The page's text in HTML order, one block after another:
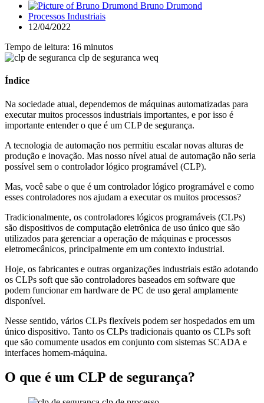
Bruno Drumond
Processos Industriais
12/04/2022
Tempo de leitura: 16 minutos
Índice
Na sociedade atual, dependemos de máquinas automatizadas para
executar muitos processos industriais importantes, e por isso é
importante entender o que é um CLP de segurança.
A tecnologia de automação nos permitiu escalar novas alturas de
produção e inovação. Mas nosso nível atual de automação não seria
possível sem o controlador lógico programável (CLP).
Mas, você sabe o que é um controlador lógico programável e como
esses controladores nos ajudam a executar os muitos processos?
Tradicionalmente, os controladores lógicos programáveis (CLPs)
são dispositivos de computação eletrônica de uso único que são
utilizados para gerenciar a operação de máquinas e processos
eletromecânicos, principalmente em um contexto industrial.
Hoje, os fabricantes e outras organizações industriais estão adotando
os CLPs soft que são controladores baseados em software que
podem funcionar em hardware de PC de uso geral amplamente
disponível.
Nesse sentido, vários CLPs flexíveis podem ser hospedados em um
único dispositivo. Tanto os CLPs tradicionais quanto os CLPs soft
que são comumente usados em conjunto com sistemas SCADA e
interfaces homem-máquina.
O que é um CLP de segurança?